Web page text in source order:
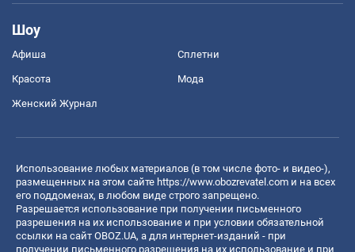
Шоу
Афиша Сплетни
Красота Мода
Женский Журнал
Использование любых материалов (в том числе фото- и видео-),
размещенных на этом сайте https://www.obozrevatel.com и на всех
его поддоменах, в любом виде строго запрещено.
Разрешается использование при получении письменного
разрешения на их использование и при условии обязательной
ссылки на сайт OBOZ.UA, а для интернет-изданий - при
получении письменного разрешения на их использование и при